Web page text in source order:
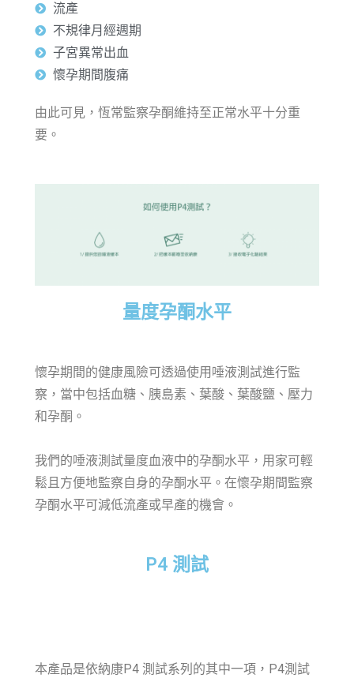
流產
不規律月經週期
子宮異常出血
懷孕期間腹痛
由此可見，恆常監察孕酮維持至正常水平十分重
要。
量度孕酮水平
懷孕期間的健康風險可透過使用唾液測試進行監
察，當中包括血糖、胰島素、葉酸、葉酸鹽、壓力
和孕酮。
我們的唾液測試量度血液中的孕酮水平，用家可輕
鬆且方便地監察自身的孕酮水平。在懷孕期間監察
孕酮水平可減低流產或早產的機會。
P4 測試
本產品是依納康P4 測試系列的其中一項，P4測試